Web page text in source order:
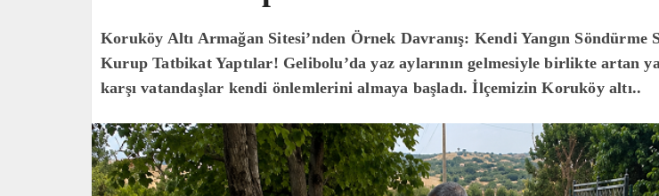
Koruköy Altı Armağan Sitesi’nden Örnek Davranış: Kendi Yangın Söndürme
Kurup Tatbikat Yaptılar! ​Gelibolu’da yaz aylarının gelmesiyle birlikte artan
karşı vatandaşlar kendi önlemlerini almaya başladı. İlçemizin Koruköy altı..